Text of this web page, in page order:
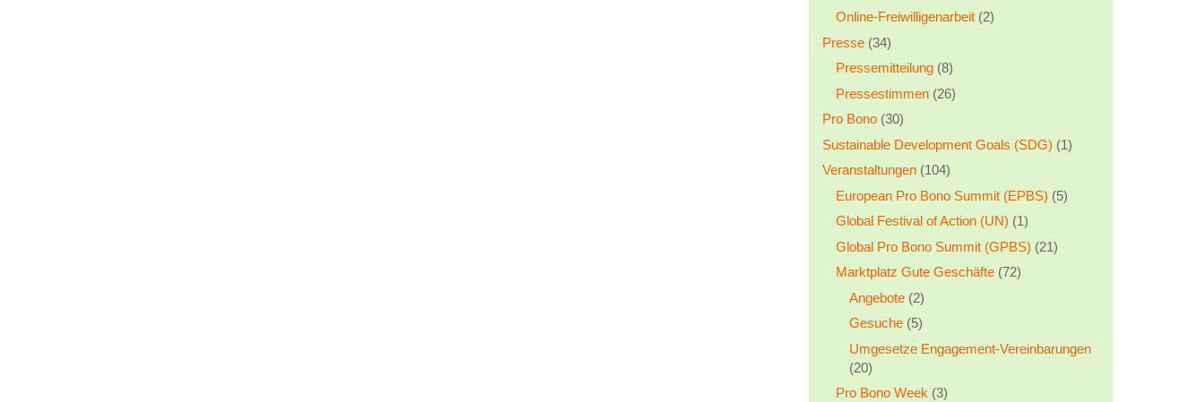
Online-Freiwilligenarbeit(2)
Presse(34)
Pressemitteilung(8)
Pressestimmen(26)
Pro Bono(30)
Sustainable Development Goals (SDG) (1)
Veranstaltungen(104)
European Pro Bono Summit (EPBS) (5)
Global Festival of Action (UN) (1)
Global Pro Bono Summit (GPBS) (21)
Marktplatz Gute Geschäfte(72)
Angebote(2)
Gesuche(5)
Umgesetze Engagement-Vereinbarungen
(20)
Pro Bono Week (3)